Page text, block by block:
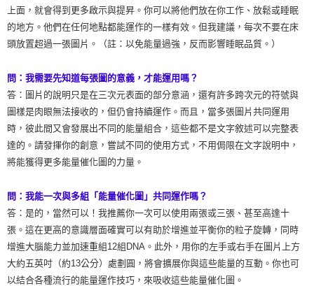
上面，就會得到更多啟示與提昇。你可以將他們放在你工作、放鬆或睡眠
的地方。他們在任何地點都能運作的一樣有效。但我建議，每次不要在床
頭放置超過一張圖片。（註：以免能量過強，反而影響睡眠品質。）
問：我需要先知道每張圖的意義，才能運用嗎？
答：圖片的說明只是在三次元表面的部分意涵，還有許多跨次元的符號與
圖樣是肉眼無法接收的，但仍會持續運作。而且，當多張圖片共同運用
時，彼此間又會發展出不同的能量組合，這些都不是文字敘述可以完整表
達的。請發揮你的創意，嘗試不同的使用方式，不用侷限在文字說明中，
將能獲得更多能量催化圖的力量。
問：我能一次與多組「能量催化圖」共同運作嗎？
答：是的，當然可以！我推薦你一次可以使用兩張或三張、甚至高達十
張。這在更高的意識層面確實可以有助於增進並平衡你的粒子旋轉，同時
增進大腦能力並加速重組12組DNA。此外，用你的左手或右手在圖片上方
大約五英吋（約13公分）處劃圓，將會擴展你與這些能量的互動。你也可
以結合各種流行的能量運作技巧，來吸收這些能量催化圖。